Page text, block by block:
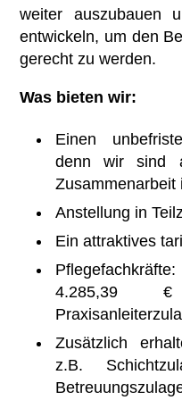
weiter auszubauen
entwickeln, um den
gerecht zu werden.
Was bieten wir:
Einen
denn wir sind
Zusammenarbeit
Anstellung in
Ein attraktives
4.285,39
Zusätzlich
z.B.